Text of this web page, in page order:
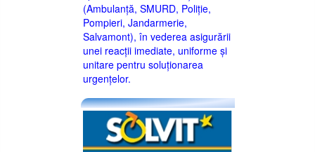
(Ambulanță, SMURD, Poliție,
Pompieri, Jandarmerie,
Salvamont), în vederea asigurării
unei reacții imediate, uniforme și
unitare pentru soluționarea
urgențelor.